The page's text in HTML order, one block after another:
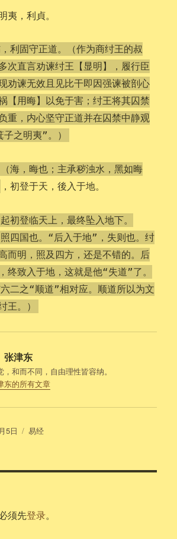
夷，利貞。
利固守正道。（作为商纣王的叔
次直言劝谏纣王【显明】，履行臣
劝谏无效且见比干即因强谏被剖心
【用晦】以免于害；纣王将其囚禁
重，内心坚守正道并在囚禁中静观
之明夷”。）
（海，晦也；主承秽浊水，黑如晦
，初登于天，後入于地。
初登临天上，最终坠入地下。
照四国也。“后入于地”，失则也。纣
而明，照及四方，还是不错的。后
终致入于地，这就是他“失道”了。
二之“顺道”相对应。顺道所以为文
王。）
张津东
，和而不同，自由理性皆容纳。
东的所有文章
5日
分
易经
须先登录。